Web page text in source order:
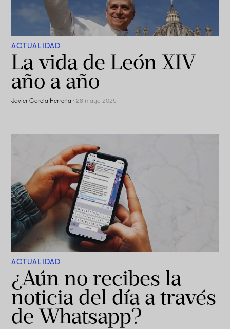
ACTUALIDAD
La vida de León XIV
año a año
Javier García Herrería · 28 mayo 2025
ACTUALIDAD
¿Aún no recibes la
noticia del día a través
de Whatsapp?